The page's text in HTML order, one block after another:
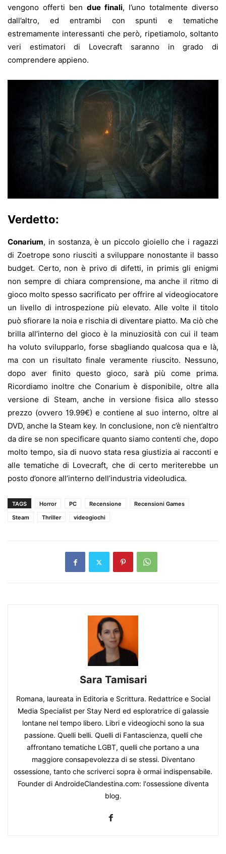
vengono offerti ben due finali, l’uno totalmente diverso
dall’altro, ed entrambi con spunti e tematiche
estremamente interessanti che però, ripetiamolo, soltanto
veri estimatori di Lovecraft saranno in grado di
comprendere appieno.
Verdetto:
Conarium, in sostanza, è un piccolo gioiello che i ragazzi
di Zoetrope sono riusciti a sviluppare nonostante il basso
budget. Certo, non è privo di difetti, in primis gli enigmi
non sempre di chiara comprensione, ma anche il ritmo di
gioco molto spesso sacrificato per offrire al videogiocatore
un livello di introspezione più elevato. Alle volte il titolo
può sfiorare la noia e rischia di diventare piatto. Ma ciò che
brilla all’interno del gioco è la minuziosità con cui il team
ha voluto svilupparlo, forse sbagliando qualcosa qua e là,
ma con un risultato finale veramente riuscito. Nessuno,
dopo aver finito questo gioco, sarà più come prima.
Ricordiamo inoltre che Conarium è disponibile, oltre alla
versione di Steam, anche in versione fisica allo stesso
prezzo (ovvero 19.99€) e contiene al suo interno, oltre al
DVD, anche la Steam key. In conclusione, non c’è nient’altro
da dire se non specificare quanto siamo contenti che, dopo
molto tempo, sia di nuovo stata resa giustizia ai racconti e
alle tematiche di Lovecraft, che di certo meriterebbe un
posto d’onore all’interno dell’industria videoludica.
TAGS Horror PC Recensione
Recensioni Games
Steam
Thriller videogiochi
Sara Tamisari
Romana, laureata in Editoria e Scrittura. Redattrice e Social
Media Specialist per Stay Nerd ed esploratrice di galassie
lontane nel tempo libero. Libri e videogiochi sono la sua
passione. Quelli belli. Quelli di Fantascienza, quelli che
affrontano tematiche LGBT, quelli che portano a una
maggiore consapevolezza di se stessi. Diventano
ossessione, tanto che scriverci sopra è ormai indispensabile.
Founder di AndroideClandestina.com: l'ossessione diventa
blog.